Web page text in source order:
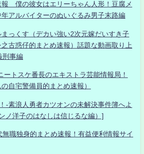
報 僕の彼女はエリーちゃん人形！豆腐メ
アルバイターのぬいぐるみ男子末路編
っくす（デカい強い2次元嫁だいすき子
古惑仔的まとめ速報）話題な動画取り上
刑事編
ートスケ番長のエキストラ芸能情報局！
自宅警備員的まとめ速報）
-素浪人勇者カツオンの未解決事件簿へよ
ノ洋子のはなしは信じるな編）]
独身的まとめ速報！有益便利情報サイ